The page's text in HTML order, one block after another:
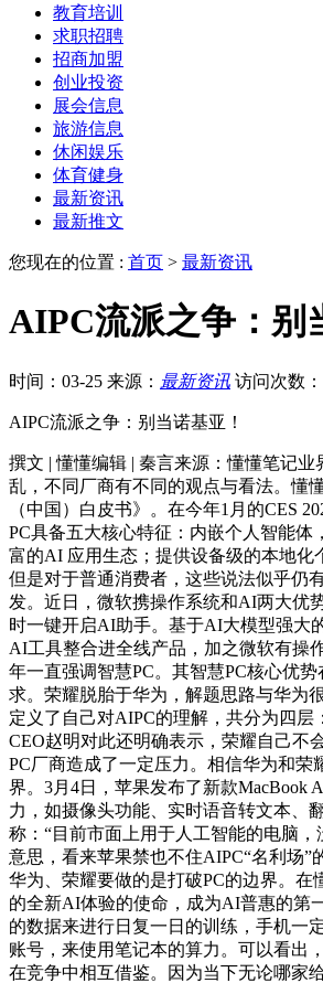
教育培训
求职招聘
招商加盟
创业投资
展会信息
旅游信息
休闲娱乐
体育健身
最新资讯
最新推文
您现在的位置 : 首页 > 最新资讯
AIPC流派之争：别
时间：03-25 来源： 最新资讯 访问次数
AIPC流派之争：别当诺基亚！
撰文 | 懂懂编辑 | 秦言来源：懂懂笔记
乱，不同厂商有不同的观点与看法。懂
（中国）白皮书》。在今年1月的CES
PC具备五大核心特征：内嵌个人智能
富的AI 应用生态；提供设备级的本地化
但是对于普通消费者，这些说法似乎仍
发。近日，微软携操作系统和AI两大优
时一键开启AI助手。基于AI大模型强大
AI工具整合进全线产品，加之微软有操
年一直强调智慧PC。其智慧PC核心优
求。荣耀脱胎于华为，解题思路与华为
定义了自己对AIPC的理解，共分为四
CEO赵明对此还明确表示，荣耀自己不
PC厂商造成了一定压力。相信华为和
界。3月4日，苹果发布了新款MacBook
力，如摄像头功能、实时语音转文本、
称：“目前市面上用于人工智能的电脑
意思，看来苹果禁也不住AIPC“名利场
华为、荣耀要做的是打破PC的边界。
的全新AI体验的使命，成为AI普惠的第
的数据来进行日复一日的训练，手机一
账号，来使用笔记本的算力。可以看出
在竞争中相互借鉴。因为当下无论哪家